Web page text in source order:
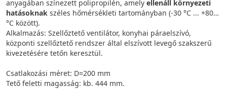
anyagában színezett polipropilén, amely ellenáll környezeti
hatásoknak széles hőmérsékleti tartományban (-30 °C ... +80
°C között).
Alkalmazás: Szellőztető ventilátor, konyhai páraelszívó,
központi szellőztető rendszer által elszívott levegő szakszerű
kivezetésére tetőn keresztül.
Csatlakozási méret: D=200 mm
Tető feletti magasság: kb. 444 mm.